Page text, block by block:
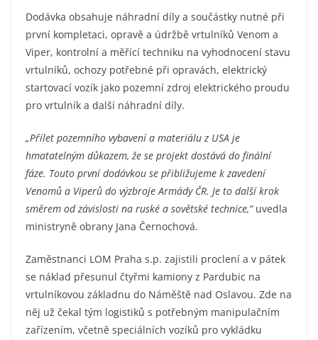
Dodávka obsahuje náhradní díly a součástky nutné při
první kompletaci, opravě a údržbě vrtulníků Venom a
Viper, kontrolní a měřící techniku na vyhodnocení stavu
vrtulníků, ochozy potřebné při opravách, elektrický
startovací vozík jako pozemní zdroj elektrického proudu
pro vrtulník a další náhradní díly.
„Přílet pozemního vybavení a materiálu z USA je
hmatatelným důkazem, že se projekt dostává do finální
fáze. Touto první dodávkou se přibližujeme k zavedení
Venomů a Viperů do výzbroje Armády ČR. Je to další krok
směrem od závislosti na ruské a sovětské technice,“uvedla
ministryně obrany Jana Černochová.
Zaměstnanci LOM Praha s.p. zajistili proclení a v pátek
se náklad přesunul čtyřmi kamiony z Pardubic na
vrtulníkovou základnu do Náměště nad Oslavou. Zde na
něj už čekal tým logistiků s potřebným manipulačním
zařízením, včetně speciálních vozíků pro vykládku